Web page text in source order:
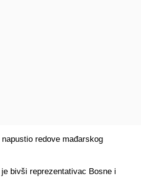
redove mađarskog
bivši reprezentativac Bosne i